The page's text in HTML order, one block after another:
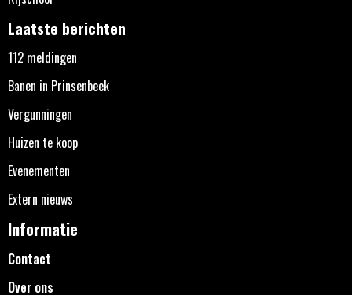
Laatste berichten
112 meldingen
Banen in Prinsenbeek
Vergunningen
Huizen te koop
Evenementen
Extern nieuws
Informatie
Contact
Over ons